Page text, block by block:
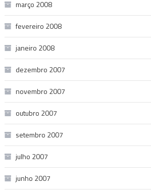
março 2008
fevereiro 2008
janeiro 2008
dezembro 2007
novembro 2007
outubro 2007
setembro 2007
julho 2007
junho 2007